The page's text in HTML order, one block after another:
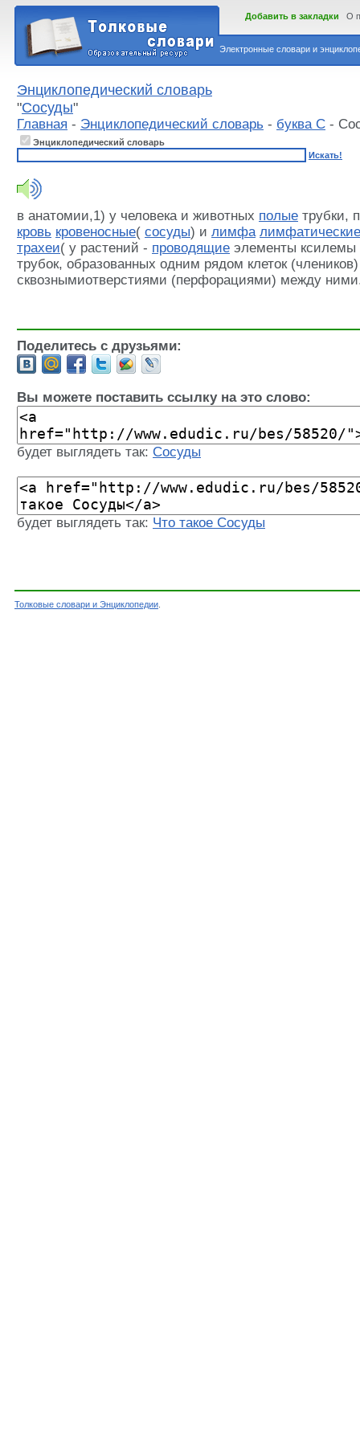
Электронные словари и
Добавить в закладки О
Энциклопедический словарь
"Сосуды"
Главная - Энциклопедический словарь - буква С -
Энциклопедический словарь
Искать!
в анатомии,1) у человека и животных полые трубки,
кровь кровеносные( сосуды) и лимфа лимфатические
трахеи( у растений - проводящие элементы
трубок, образованных одним рядом клеток
сквознымиотверстиями (перфорациями) между
Поделитесь с друзьями:
Вы можете поставить ссылку на это слово:
будет выглядеть так: Сосуды
будет выглядеть так: Что такое Сосуды
Толковые словари и Энциклопедии